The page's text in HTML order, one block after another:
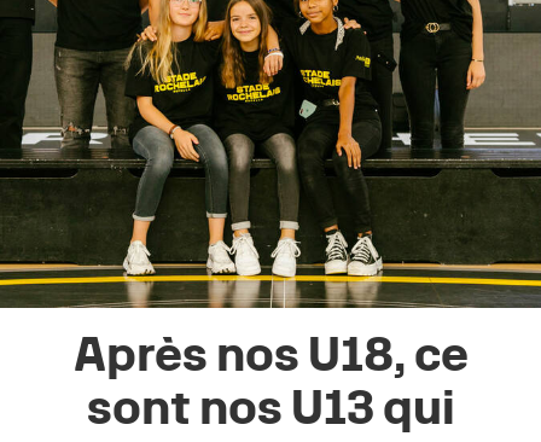
Après nos U18, ce
sont nos U13 qui